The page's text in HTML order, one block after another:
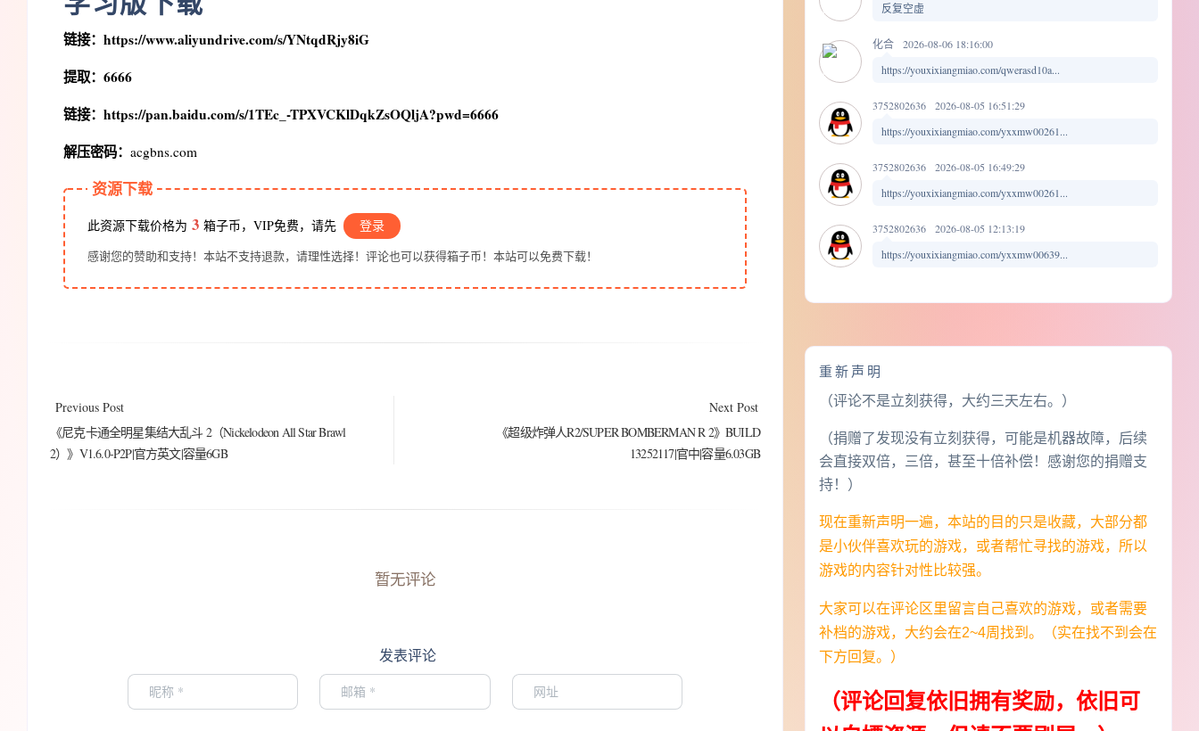
链接：https://www.aliyundrive.com/s/YNtqdRjy8iG
提取：6666
链接：https://pan.baidu.com/s/1TEc_-TPXVCKlDqkZsOQljA?pwd=6666
解压密码： acgbns.com
资源下载
此资源下载价格为 3 箱子币，VIP免费，请先 登录
感谢您的赞助和支持！本站不支持退款，请理性选择！评论也可以获得箱子币！本站可以免费下载！
Previous Post
《尼克卡通全明星集结大乱斗 2（Nickelodeon All Star Brawl
2）》V1.6.0-P2P|官方英文|容量6GB
Next Post
《超级炸弹人R2/SUPER BOMBERMAN R 2》BUILD
13252117|官中|容量6.03GB
暂无评论
发表评论
反复空虚
化合
2026-08-06 18:16:00
https://youxixiangmiao.com/qwerasd10a...
3752802636
2026-08-05 16:51:29
https://youxixiangmiao.com/yxxmw00261...
3752802636
2026-08-05 16:49:29
https://youxixiangmiao.com/yxxmw00261...
3752802636
2026-08-05 12:13:19
https://youxixiangmiao.com/yxxmw00639...
重新声明
（评论不是立刻获得，大约三天左右。）
（捐赠了发现没有立刻获得，可能是机器故障，后续
会直接双倍，三倍，甚至十倍补偿！感谢您的捐赠支
持！）
现在重新声明一遍，本站的目的只是收藏，大部分都
是小伙伴喜欢玩的游戏，或者帮忙寻找的游戏，所以
游戏的内容针对性比较强。
大家可以在评论区里留言自己喜欢的游戏，或者需要
补档的游戏，大约会在2~4周找到。（实在找不到会在
下方回复。）
（评论回复依旧拥有奖励，依旧可